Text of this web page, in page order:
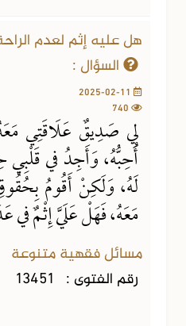
هل عليه إثم لعدم
السؤال :
لِي صَدِيقٌ عَلَاقَتِي
أُحِبُّهُ، وَأَجِدُ في قَلْبِي
لَهُ، وَلَكِنْ أَقُومُ
مَعَهُ، فَهَلْ عَلَيَّ إِثْمٌ في
مسائل فقهية متنوعة
رقم الفتوى : 13451